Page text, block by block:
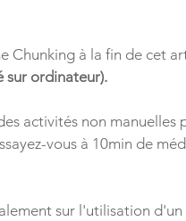
Chunking à la fin de cet
sur ordinateur).
activités non manuelles
vous à 10min de
sur l'utilisation d'un